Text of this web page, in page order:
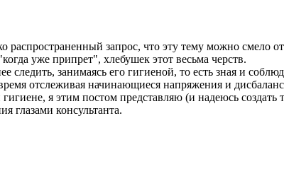
запрос, что эту тему можно смело
уже припрет", хлебушек этот весьма черств.
следить, занимаясь его гигиеной, то есть зная и
отслеживая начинающиеся напряжения и
я этим постом представляю (и надеюсь
глазами консультанта.